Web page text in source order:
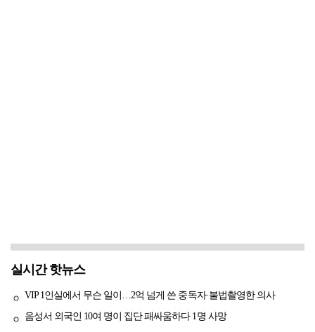
실시간 핫뉴스
VIP 1인실에서 무슨 일이…2억 넘게 쓴 중독자·불법촬영한 의사
음성서 외국인 10여 명이 집단 패싸움하다 1명 사망